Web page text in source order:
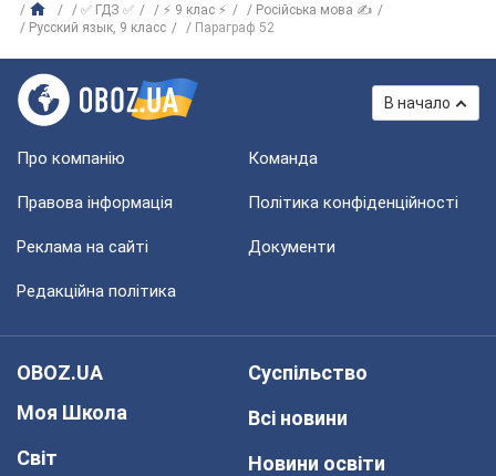
✅ ГДЗ ✅ ⚡ 9 клас ⚡
Російська мова ✍
Русский язык, 9 класс
Параграф 52
В начало
Про компанію Команда
Правова інформація Політика конфіденційності
Реклама на сайті Документи
Редакційна політика
OBOZ.UA
Моя Школа
Світ
Суспільство
Всі новини
Новини освіти